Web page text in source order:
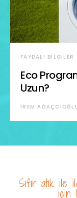
FAYDALI BILGILER
Eco
Uzun?
İREM
Sıfır atık ile
için